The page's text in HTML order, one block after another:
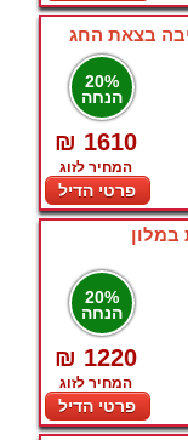
בצאת החג
20%
הנחה
₪ 1610
המחיר לזוג
פרטי הדיל
במלון
20%
הנחה
₪ 1220
המחיר לזוג
פרטי הדיל